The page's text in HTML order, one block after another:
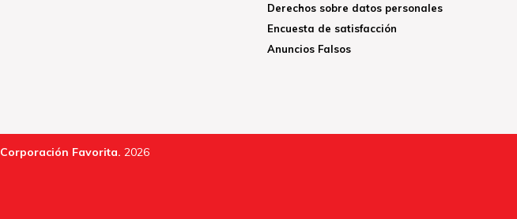
Derechos sobre datos personales
Encuesta de satisfacción
Anuncios Falsos
Corporación Favorita. 2026